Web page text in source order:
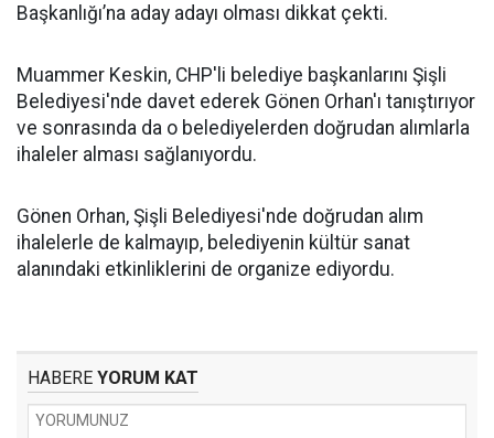
Başkanlığı’na aday adayı olması dikkat çekti.
Muammer Keskin, CHP'li belediye başkanlarını Şişli
Belediyesi'nde davet ederek Gönen Orhan'ı tanıştırıyor
ve sonrasında da o belediyelerden doğrudan alımlarla
ihaleler alması sağlanıyordu.
Gönen Orhan, Şişli Belediyesi'nde doğrudan alım
ihalelerle de kalmayıp, belediyenin kültür sanat
alanındaki etkinliklerini de organize ediyordu.
HABERE YORUM KAT